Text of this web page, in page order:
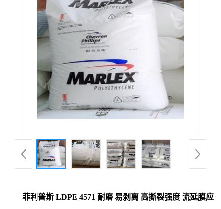
菲利普斯 LDPE 4571 耐磨 易剥离 高撕裂强度 流延膜应